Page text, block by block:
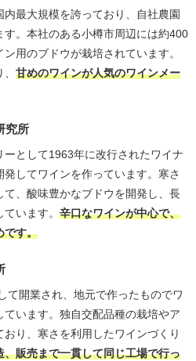
最大規模を誇っており、自社農園
。本社のある小樽市周辺には約400
用のブドウが栽培されています。
甘めのワインが人気のワインメー
究所
として1963年に改行されたワイナ
してワインを作っています。寒さ
、酸味豊かなブドウを開発し、長
います。 辛口なワインが中心で、
です。
て開業され、地元で作ったものでワ
います。独自交配品種の栽培やア
り、寒さを利用したワインづくり
、販売まで一貫して同じ工場で行っ